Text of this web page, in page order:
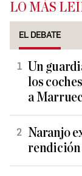
LO MÁS
EL DEBATE
Un
los
a
Naranjo
rendición